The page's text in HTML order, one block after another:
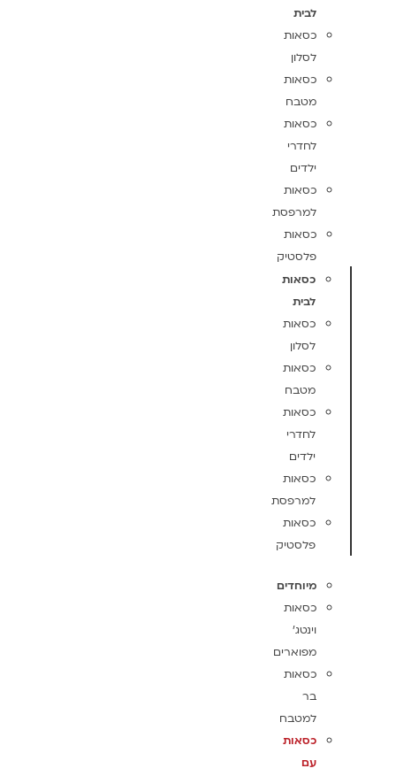
לבית
כסאות
לסלון
כסאות
מטבח
כסאות
לחדרי
ילדים
כסאות
למרפסת
כסאות
פלסטיק
כסאות
לבית
כסאות
לסלון
כסאות
מטבח
כסאות
לחדרי
ילדים
כסאות
למרפסת
כסאות
פלסטיק
מיוחדים
כסאות
וינטג'
מפוארים
כסאות
בר
למטבח
כסאות
עם